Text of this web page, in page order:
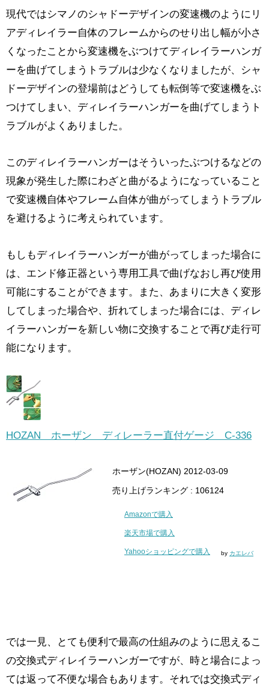
現代ではシマノのシャドーデザインの変速機のようにリ
アディレイラー自体のフレームからのせり出し幅が小さ
くなったことから変速機をぶつけてディレイラーハンガ
ーを曲げてしまうトラブルは少なくなりましたが、シャ
ドーデザインの登場前はどうしても転倒等で変速機をぶ
つけてしまい、ディレイラーハンガーを曲げてしまうト
ラブルがよくありました。
このディレイラーハンガーはそういったぶつけるなどの
現象が発生した際にわざと曲がるようになっていること
で変速機自体やフレーム自体が曲がってしまうトラブル
を避けるように考えられています。
もしもディレイラーハンガーが曲がってしまった場合に
は、エンド修正器という専用工具で曲げなおし再び使用
可能にすることができます。また、あまりに大きく変形
してしまった場合や、折れてしまった場合には、ディレ
イラーハンガーを新しい物に交換することで再び走行可
能になります。
HOZAN ホーザン ディレーラー直付ゲージ C-336
ホーザン(HOZAN) 2012-03-09
売り上げランキング : 106124
Amazonで購入
楽天市場で購入
Yahooショッピングで購入 by カエレバ
では一見、とても便利で最高の仕組みのように思えるこ
の交換式ディレイラーハンガーですが、時と場合によっ
ては返って不便な場合もあります。それでは交換式ディ